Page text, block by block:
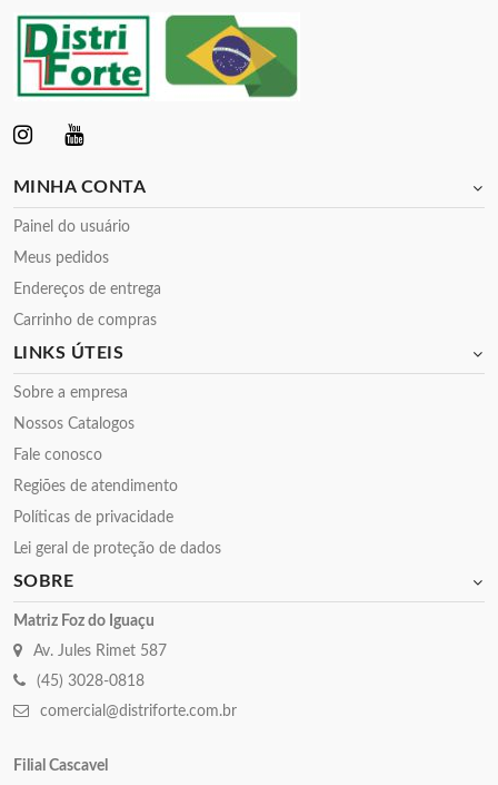
MINHA CONTA
Painel do usuário
Meus pedidos
Endereços de entrega
Carrinho de compras
LINKS ÚTEIS
Sobre a empresa
Nossos Catalogos
Fale conosco
Regiões de atendimento
Políticas de privacidade
Lei geral de proteção de dados
SOBRE
Matriz Foz do Iguaçu
Av. Jules Rimet 587
(45) 3028-0818
comercial@distriforte.com.br
Filial Cascavel